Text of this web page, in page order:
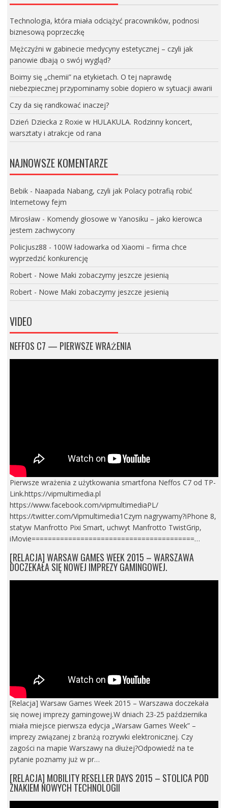
Technologia, która miała odciążyć pracowników, podnosi
biznesową poprzeczkę
Mężczyźni w gabinecie medycyny estetycznej – czyli jak
panowie dbają o swój wygląd?
Boimy się „chemii” na etykietach. O tej naprawdę
niebezpiecznej przypominamy sobie dopiero w sytuacji awarii
Czy da się randkować inaczej?
Dzień Dziecka z Roxie w HULAKULA. Rodzinny koncert,
warsztaty i atrakcje od rana
NAJNOWSZE KOMENTARZE
Bebik- Naapada Nabang, czyli jak Polacy potrafią robić
Internetowy fejm
Mirosław- Komendy głosowe w Yanosiku – jako kierowca
jestem zachwycony
Policjusz88 - 100W ładowarka od Xiaomi – firma chce
wyprzedzić konkurencję
Robert- Nowe Maki zobaczymy jeszcze jesienią
Robert- Nowe Maki zobaczymy jeszcze jesienią
VIDEO
NEFFOS C7 — PIERWSZE WRAŻENIA
Pierwsze wrażenia z użytkowania smartfona Neffos C7 od TP-
Link.https://vipmultimedia.pl
https://www.facebook.com/vipmultimediaPL/
https://twitter.com/Vipmultimedia1Czym nagrywamy?iPhone 8,
statyw Manfrotto Pixi Smart, uchwyt Manfrotto TwistGrip,
iMovie========================================…
[RELACJA] WARSAW GAMES WEEK 2015 – WARSZAWA
DOCZEKAŁA SIĘ NOWEJ IMPREZY GAMINGOWEJ.
[Relacja] Warsaw Games Week 2015 – Warszawa doczekała
się nowej imprezy gamingowej.W dniach 23-25 października
miała miejsce pierwsza edycja „Warsaw Games Week” –
imprezy związanej z branżą rozrywki elektronicznej. Czy
zagości na mapie Warszawy na dłużej?Odpowiedź na te
pytanie poznamy już w pr…
[RELACJA] MOBILITY RESELLER DAYS 2015 – STOLICA POD
ZNAKIEM NOWYCH TECHNOLOGII